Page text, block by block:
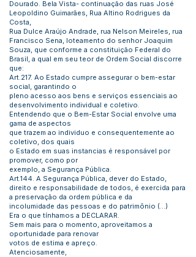
Dourado. Bela Vista- continuação das ruas José
Leopoldino Guimarães, Rua Altino Rodrigues da
Costa,
Rua Dulce Araújo Andrade, rua Nelson Meireles, rua
Francisco Sena, loteamento do senhor Joaquim
Souza, que conforme a constituição Federal do
Brasil, a qual em seu teor de Ordem Social discorre
que:
Art.217. Ao Estado cumpre assegurar o bem-estar
social, garantindo o
pleno acesso aos bens e serviços essenciais ao
desenvolvimento individual e coletivo.
Entendendo que o Bem-Estar Social envolve uma
gama de aspectos
que trazem ao individuo e consequentemente ao
coletivo, dos quais
o Estado em suas instancias é responsável por
promover, como por
exemplo, a Segurança Pública.
Art.144. A Segurança Pública, dever do Estado,
direito e responsabilidade de todos, é exercida para
a preservação da ordem pública e da
incolumidade das pessoas e do patrimônio (...)
Era o que tínhamos a DECLARAR.
Sem mais para o momento, aproveitamos a
oportunidade para renovar
votos de estima e apreço.
Atenciosamente,